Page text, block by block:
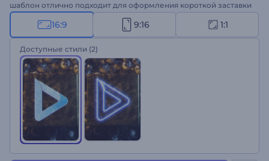
шаблон отлично подходит для оформления короткой заставки
для ваших видео на YouTube, рекламы для ТВ, презентаций
или промороликов. Загрузите свой файл, введите текст, и ваш
профессиональный логотип будет готов у вас на глазах. Такое
видео — все, что вам нужно, чтобы удивить всех своим
мегакреативным маркетинговым решением. Создайте свою
заставку!
16:9 9:16 1:1
Доступные стили (2)